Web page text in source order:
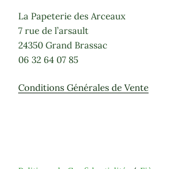
La Papeterie des Arceaux
7 rue de l’arsault
24350 Grand Brassac
06 32 64 07 85
Conditions Générales de Vente